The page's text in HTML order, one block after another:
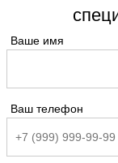
Ваше имя
Ваш телефон